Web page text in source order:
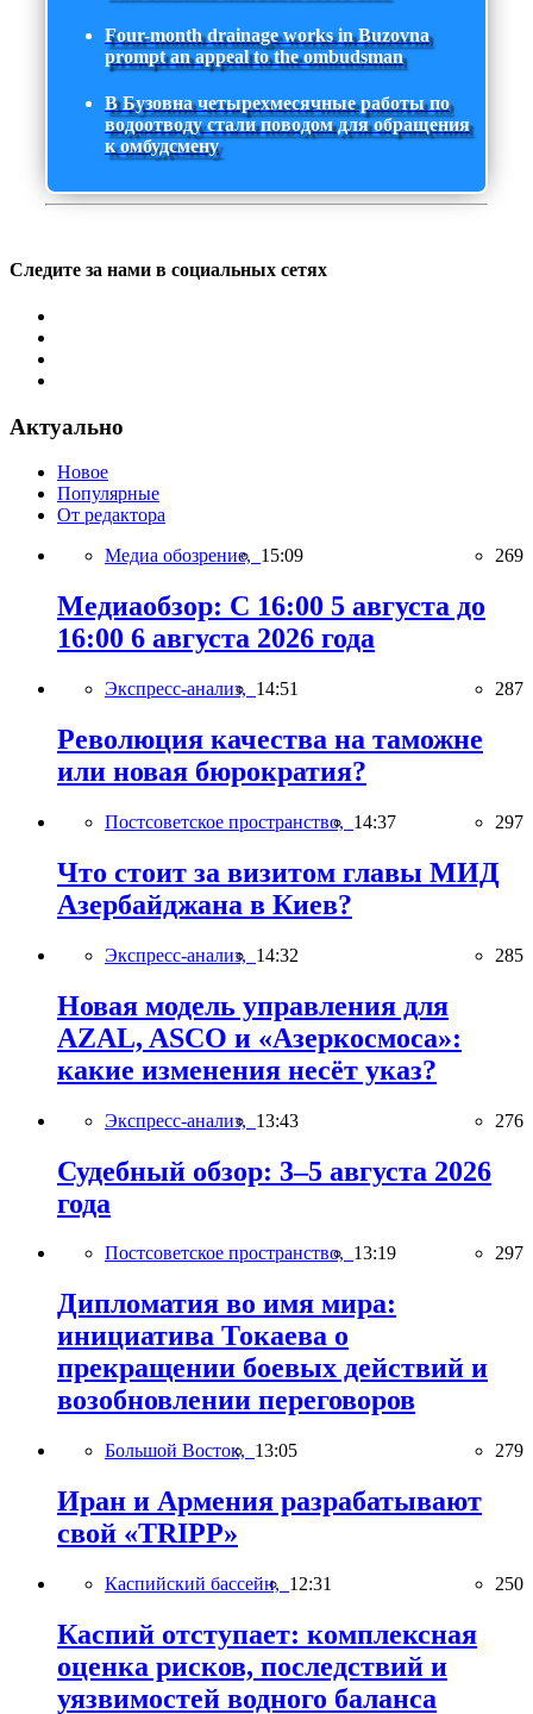
Four-month drainage works in Buzovna
prompt an appeal to the ombudsman
В Бузовна четырехмесячные работы по
водоотводу стали поводом для обращения
к омбудсмену
Следите за нами в социальных сетях
Актуально
Новое
Популярные
От редактора
Медиа обозрение, 15:09 269
Медиаобзор: С 16:00 5 августа до
16:00 6 августа 2026 года
Экспресс-анализ, 14:51 287
Революция качества на таможне
или новая бюрократия?
Постсоветское пространство, 14:37 297
Что стоит за визитом главы МИД
Азербайджана в Киев?
Экспресс-анализ, 14:32 285
Новая модель управления для
AZAL, ASCO и «Азеркосмоса»:
какие изменения несёт указ?
Экспресс-анализ, 13:43 276
Судебный обзор: 3–5 августа 2026
года
Постсоветское пространство, 13:19 297
Дипломатия во имя мира:
инициатива Токаева о
прекращении боевых действий и
возобновлении переговоров
Большой Восток, 13:05 279
Иран и Армения разрабатывают
свой «TRIPP»
Каспийский бассейн, 12:31 250
Каспий отступает: комплексная
оценка рисков, последствий и
уязвимостей водного баланса